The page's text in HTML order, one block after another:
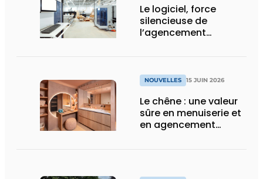
Le logiciel, force
silencieuse de
l’agencement
NOUVELLES 15 JUIN 2026
Le chêne : une valeur
sûre en menuiserie et
en agencement